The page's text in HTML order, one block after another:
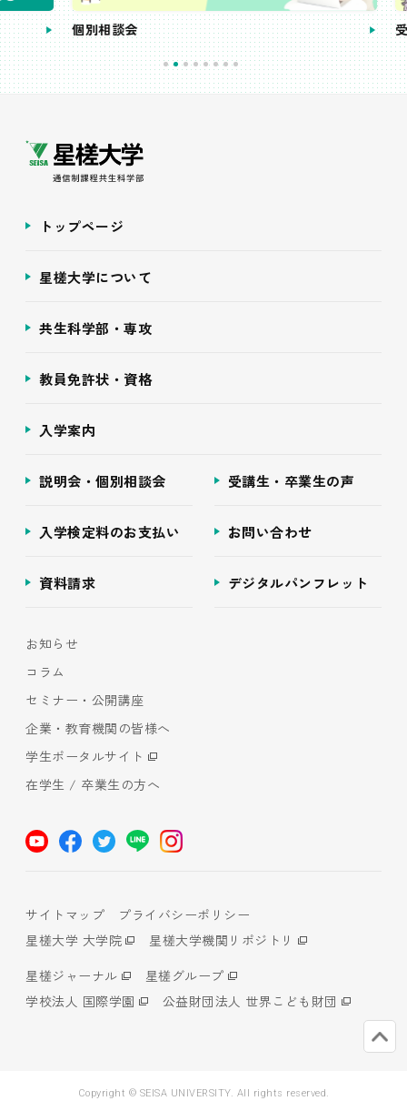
個別相談会 受講
トップページ
星槎大学について
共生科学部・専攻
教員免許状・資格
入学案内
説明会・個別相談会 受講生・卒業生の声
入学検定料のお支払い お問い合わせ
資料請求 デジタルパンフレット
お知らせ
コラム
セミナー・公開講座
企業・教育機関の皆様へ
学生ポータルサイト
在学生 / 卒業生の方へ
サイトマップ
プライバシーポリシー
星槎大学 大学院
星槎大学機関リポジトリ
星槎ジャーナル
星槎グループ
学校法人 国際学園
公益財団法人 世界こども財団
Copyright © SEISA UNIVERSITY. All rights reserved.